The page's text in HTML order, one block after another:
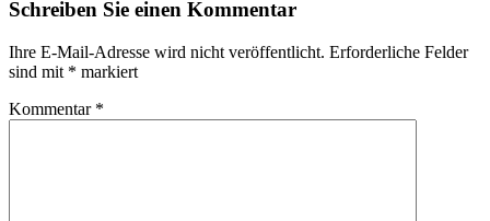
Schreiben Sie einen Kommentar
Ihre E-Mail-Adresse wird nicht veröffentlicht. Erforderliche Felder
sind mit * markiert
Kommentar *